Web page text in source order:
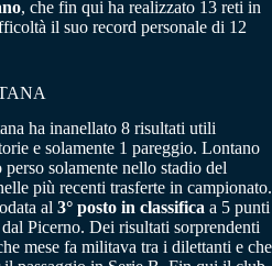
, che fin qui ha realizzato 13 reti in
il suo record personale di 12
ha inanellato 8 risultati utili
e solamente 1 pareggio. Lontano
solamente nello stadio del
più recenti trasferte in campionato.
al 3° posto in classifica a 5 punti
Picerno. Dei risultati sorprendenti
mese fa militava tra i dilettanti e che